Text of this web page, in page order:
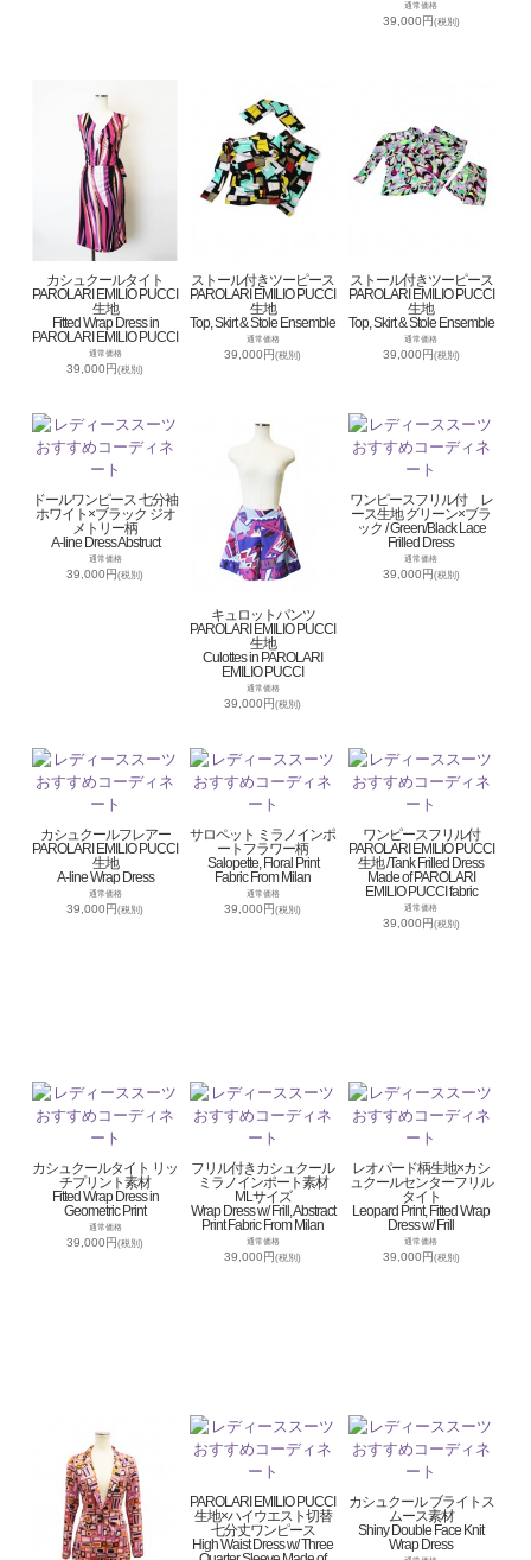
通常価格
39,000円 (税別)
カシュクールタイト
PAROLARI EMILIO PUCCI
生地
Fitted Wrap Dress in
PAROLARI EMILIO PUCCI
通常価格
39,000円(税別)
ストール付きツーピース
PAROLARI EMILIO PUCCI
生地
Top, Skirt & Stole Ensemble
通常価格
39,000円(税別)
ストール付きツーピース
PAROLARI EMILIO PUCCI
生地
Top, Skirt & Stole Ensemble
通常価格
39,000円 (税別)
ドールワンピース 七分袖
ホワイト×ブラック ジオ
メトリー柄
A-line Dress Abstruct
通常価格
39,000円(税別)
キュロットパンツ
PAROLARI EMILIO PUCCI
生地
Culottes in PAROLARI
EMILIO PUCCI
通常価格
39,000円(税別)
ワンピースフリル付 レ
ース生地 グリーン×ブラ
ック / Green/Black Lace
Frilled Dress
通常価格
39,000円 (税別)
カシュクールフレアー
PAROLARI EMILIO PUCCI
生地
A-line Wrap Dress
通常価格
39,000円(税別)
サロペット ミラノインポ
ートフラワー柄
Salopette, Floral Print
Fabric From Milan
通常価格
39,000円(税別)
ワンピースフリル付
PAROLARI EMILIO PUCCI
生地 /Tank Frilled Dress
Made of PAROLARI
EMILIO PUCCI fabric
通常価格
39,000円 (税別)
カシュクールタイト リッ
チプリント素材
Fitted Wrap Dress in
Geometric Print
通常価格
39,000円(税別)
フリル付きカシュクール
ミラノインポート素材
MLサイズ
Wrap Dress w/ Frill, Abstract
Print Fabric From Milan
通常価格
39,000円(税別)
レオパード柄生地×カシ
ュクールセンターフリル
タイト
Leopard Print, Fitted Wrap
Dress w/ Frill
通常価格
39,000円 (税別)
PAROLARI EMILIO PUCCI
生地×ハイウエスト切替
七分丈ワンピース
High Waist Dress w/ Three
カシュクール ブライトス
ムース素材
Shiny Double Face Knit
Wrap Dress